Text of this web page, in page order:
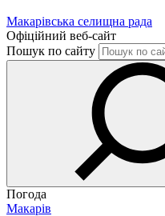
Макарівська селищна рада
Офіційний веб-сайт
Пошук по сайту
Погода
Макарів